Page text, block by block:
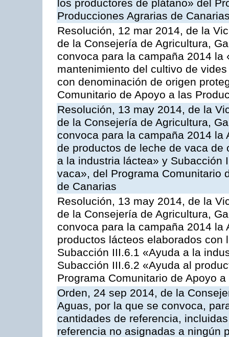
los productores de plátano» del
Producciones Agrarias de
Resolución, 12 mar 2014, de la
de la Consejería de Agricultura,
convoca para la campaña 2014 la
mantenimiento del cultivo de
con denominación de origen
Comunitario de Apoyo a las
Resolución, 13 may 2014, de la
de la Consejería de Agricultura,
convoca para la campaña 2014
de productos de leche de vaca
a la industria láctea» y Subacción
vaca», del Programa Comunitario
de Canarias
Resolución, 13 may 2014, de la
de la Consejería de Agricultura,
convoca para la campaña 2014
productos lácteos elaborados
Subacción III.6.1 «Ayuda a la
Subacción III.6.2 «Ayuda al
Programa Comunitario de Apoyo
Orden, 24 sep 2014, de la
Aguas, por la que se convoca,
cantidades de referencia,
referencia no asignadas a ningún